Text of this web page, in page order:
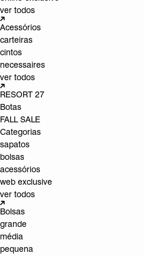
ver todos
Acessórios
carteiras
cintos
necessaires
ver todos
RESORT 27
Botas
FALL SALE
Categorias
sapatos
bolsas
acessórios
web exclusive
ver todos
Bolsas
grande
média
pequena